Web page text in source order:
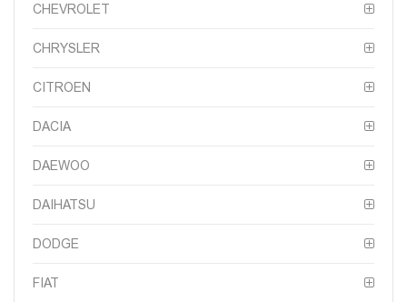
CHEVROLET
CHRYSLER
CITROEN
DACIA
DAEWOO
DAIHATSU
DODGE
FIAT